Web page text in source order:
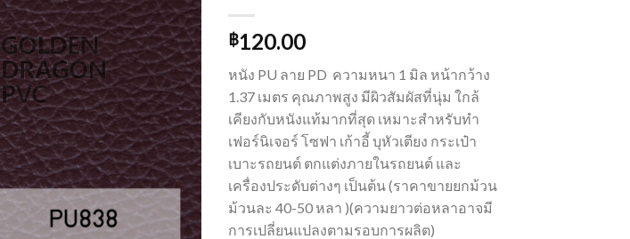
฿120.00
หนัง PU ลาย PD ความหนา 1 มิล หน้ากว้าง
1.37 เมตร คุณภาพสูง มีผิวสัมผัสที่นุ่ม ใกล้
เคียงกับหนังแท้มากที่สุด เหมาะสำหรับทำ
เฟอร์นิเจอร์ โซฟา เก้าอี้ บุหัวเตียง กระเป๋า
เบาะรถยนต์ ตกแต่งภายในรถยนต์ และ
เครื่องประดับต่างๆ เป็นต้น (ราคาขายยกม้วน
ม้วนละ 40-50 หลา )(ความยาวต่อหลาอาจมี
การเปลี่ยนแปลงตามรอบการผลิต)